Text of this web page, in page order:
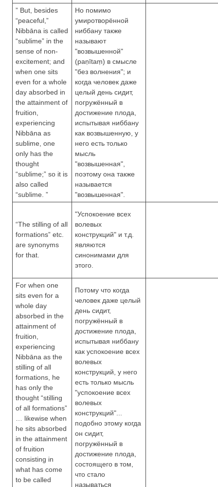
” But, besides
“peaceful,”
Nibbāna is called
“sublime” in the
sense of non-
excitement; and
when one sits
even for a whole
day absorbed in
the attainment of
fruition,
experiencing
Nibbāna as
sublime, one
only has the
thought
“sublime;” so it is
also called
“sublime. ”
Но помимо
умиротворённой
ниббану также
называют
"возвышенной"
(paṇītaṃ) в смысле
"без волнения"; и
когда человек даже
целый день сидит,
погружённый в
достижение плода,
испытывая ниббану
как возвышенную, у
него есть только
мысль
"возвышенная",
поэтому она также
называется
"возвышенная".
“The stilling of all
formations” etc.
are synonyms
for that.
"Успокоение всех
волевых
конструкций" и т.д.
являются
синонимами для
этого.
For when one
sits even for a
whole day
absorbed in the
attainment of
fruition,
experiencing
Nibbāna as the
stilling of all
formations, he
has only the
thought “stilling
of all formations”
… likewise when
he sits absorbed
in the attainment
of fruition
consisting in
what has come
to be called
Потому что когда
человек даже целый
день сидит,
погружённый в
достижение плода,
испытывая ниббану
как успокоение всех
волевых
конструкций, у него
есть только мысль
"успокоение всех
волевых
конструкций"...
подобно этому когда
он сидит,
погружённый в
достижение плода,
состоящего в том,
что стало
называться